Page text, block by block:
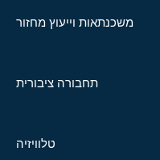
משכנתאות וייעוץ מחזור
תחבורה ציבורית
טלוויזיה